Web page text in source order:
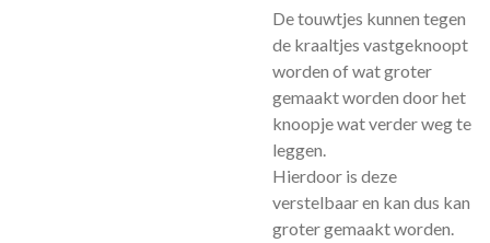
De touwtjes kunnen tegen
de kraaltjes vastgeknoopt
worden of wat groter
gemaakt worden door het
knoopje wat verder weg te
leggen.
Hierdoor is deze
verstelbaar en kan dus kan
groter gemaakt worden.